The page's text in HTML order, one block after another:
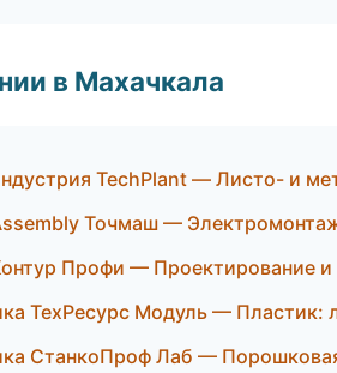
в Махачкала
TechPlant — Листо- и
Точмаш —
Профи — Проектирование и
ТехРесурс Модуль — Пластик:
СтанкоПроф Лаб —